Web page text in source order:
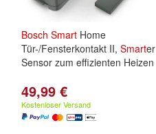
Bosch Smart Home
Tür-/Fensterkontakt II, Smarter
Sensor zum effizienten Heizen
49,99 €
Kostenloser Versand